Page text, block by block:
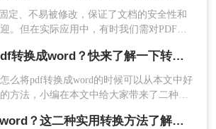
选项。
方法，帮助您快速将PDF转换成Word格
定、不易被修改，保证了文档的安全性和
。但在实际应用中，有时我们需对PDF文
成word格式呢？本文将介绍三种将PDF免
法。
电脑上怎么将pdf转换成word？快来了解一下转转大师转换方法！
么将pdf转换成word的时候可以从本文中好
方法，小编在本文中给大家带来了二种相
pdf如何转换成word？这二种实用转换方法了解一下！